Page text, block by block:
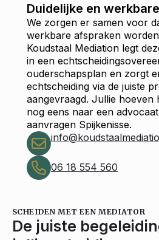
Duidelijke en
We zorgen er samen voor
werkbare afspraken
Koudstaal Mediation legt
in een
ouderschapsplan en zorgt
echtscheiding via de juiste
aangevraagd. Jullie
nog eens naar een
aanvragen Spijkenisse.
06 18 554 560
SCHEIDEN MET EEN MEDIATOR
De juiste